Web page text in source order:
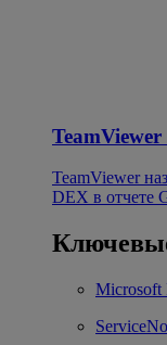
TeamViewer
DEX в отчете
Microsoft